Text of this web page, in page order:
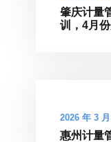
肇庆计量
训，4月
2026 年 3
惠州计量